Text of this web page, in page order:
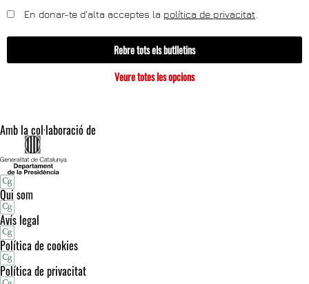
En donar-te d'alta acceptes la política de privacitat
Rebre tots els butlletins
Veure totes les opcions
Amb la col·laboració de
Qui som
Avís legal
Política de cookies
Política de privacitat